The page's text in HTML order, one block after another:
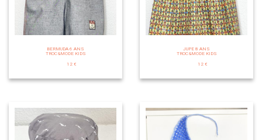
BERMUDA 6 ANS
TROC&MODE KIDS
12 €
JUPE 8 ANS
TROC&MODE KIDS
12 €